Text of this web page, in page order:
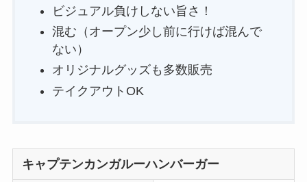
ビジュアル負けしない旨さ！
混む（オープン少し前に行けば混んで
ない）
オリジナルグッズも多数販売
テイクアウトOK
キャプテンカンガルーハンバーガー